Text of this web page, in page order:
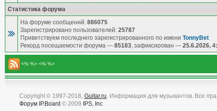
Статистика форума
На форуме сообщений: 886075
Зарегистрировано пользователей: 25787
Приветствуем последнего зарегистрированного по имени TonnyBet
Рекорд посещаемости форума — 85183, зафиксирован — 25.6.2026,
<% %> <% %>
Copyright © 1997-2018, Guitar.ru. Информация для музыкантов. Все
Форум IP.Board © 2009 IPS, Inc